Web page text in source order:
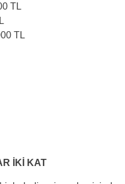
TL
TL
İKİ KAT